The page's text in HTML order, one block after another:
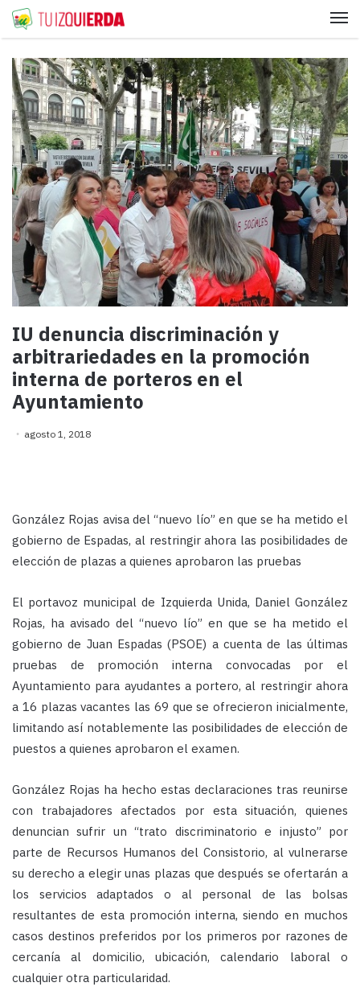
IU denuncia discriminación y
arbitrariedades en la promoción
interna de porteros en el
Ayuntamiento
agosto 1, 2018
González Rojas avisa del “nuevo lío” en que se ha metido el
gobierno de Espadas, al restringir ahora las posibilidades de
elección de plazas a quienes aprobaron las pruebas
El portavoz municipal de Izquierda Unida, Daniel González
Rojas, ha avisado del “nuevo lío” en que se ha metido el
gobierno de Juan Espadas (PSOE) a cuenta de las últimas
pruebas de promoción interna convocadas por el
Ayuntamiento para ayudantes a portero, al restringir ahora
a 16 plazas vacantes las 69 que se ofrecieron inicialmente,
limitando así notablemente las posibilidades de elección de
puestos a quienes aprobaron el examen.
González Rojas ha hecho estas declaraciones tras reunirse
con trabajadores afectados por esta situación, quienes
denuncian sufrir un “trato discriminatorio e injusto” por
parte de Recursos Humanos del Consistorio, al vulnerarse
su derecho a elegir unas plazas que después se ofertarán a
los servicios adaptados o al personal de las bolsas
resultantes de esta promoción interna, siendo en muchos
casos destinos preferidos por los primeros por razones de
cercanía al domicilio, ubicación, calendario laboral o
cualquier otra particularidad.